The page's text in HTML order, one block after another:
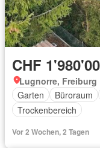
CHF
Lugnorre, Freiburg
Garten
Büroraum
Trockenbereich
Vor 2 Wochen, 2 Tagen